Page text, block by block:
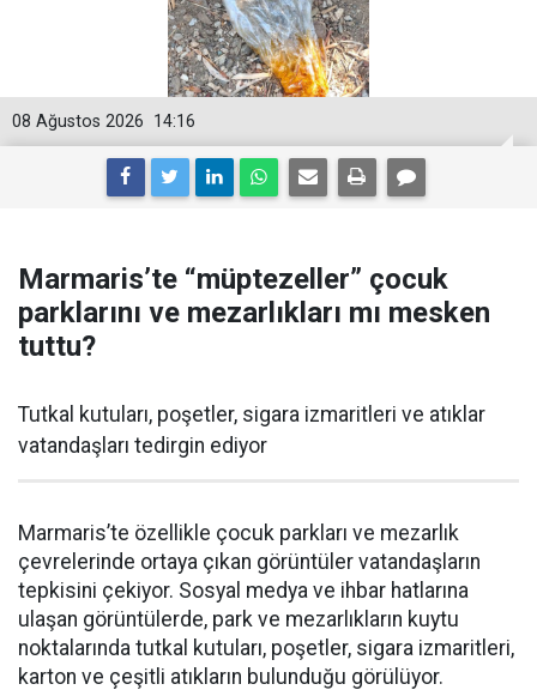
14:16
08 Ağustos 2026
Marmaris’te “müptezeller” çocuk
parklarını ve mezarlıkları mı mesken
tuttu?
Tutkal kutuları, poşetler, sigara izmaritleri ve atıklar
vatandaşları tedirgin ediyor
Marmaris’te özellikle çocuk parkları ve mezarlık
çevrelerinde ortaya çıkan görüntüler vatandaşların
tepkisini çekiyor. Sosyal medya ve ihbar hatlarına
ulaşan görüntülerde, park ve mezarlıkların kuytu
noktalarında tutkal kutuları, poşetler, sigara izmaritleri,
karton ve çeşitli atıkların bulunduğu görülüyor.